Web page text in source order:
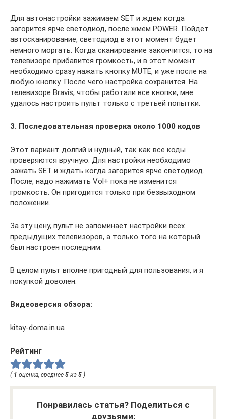
Для автонастройки зажимаем SET и ждем когда
загорится ярче светодиод, после жмем POWER. Пойдет
автосканирование, светодиод в этот момент будет
немного моргать. Когда сканирование закончится, то на
телевизоре прибавится громкость, и в этот момент
необходимо сразу нажать кнопку MUTE, и уже после на
любую кнопку. После чего настройка сохранится. На
телевизоре Bravis, чтобы работали все кнопки, мне
удалось настроить пульт только с третьей попытки.
3. Последовательная проверка около 1000 кодов
Этот вариант долгий и нудный, так как все коды
проверяются вручную. Для настройки необходимо
зажать SET и ждать когда загорится ярче светодиод.
После, надо нажимать Vol+ пока не изменится
громкость. Он пригодится только при безвыходном
положении.
За эту цену, пульт не запоминает настройки всех
предыдущих телевизоров, а только того на который
был настроен последним.
В целом пульт вполне пригодный для пользования, и я
покупкой доволен.
Видеоверсия обзора:
kitay-doma.in.ua
Рейтинг
( 1 оценка, среднее 5 из 5 )
Понравилась статья? Поделиться с
друзьями: